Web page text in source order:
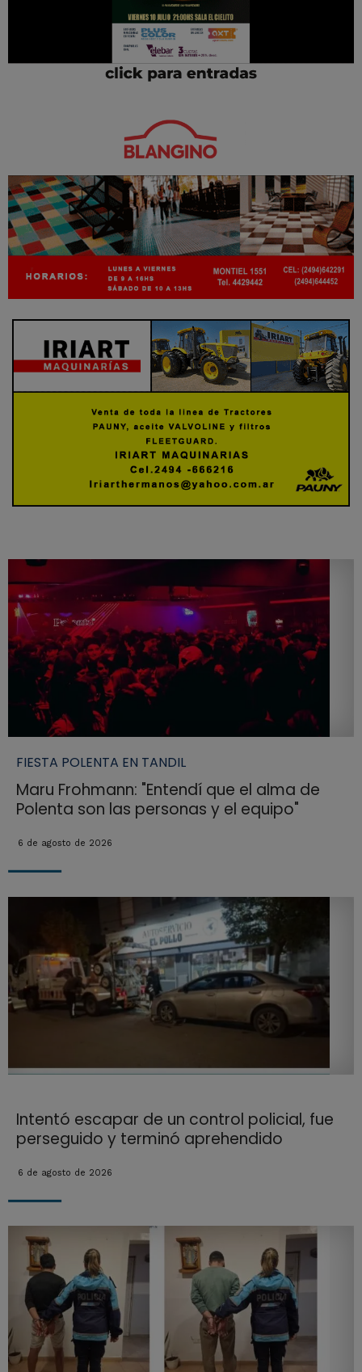
FIESTA POLENTA EN TANDIL
Maru Frohmann: "Entendí que el alma de
Polenta son las personas y el equipo"
6 de agosto de 2026
Intentó escapar de un control policial, fue
perseguido y terminó aprehendido
6 de agosto de 2026